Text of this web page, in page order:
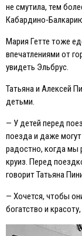
не смутила, тем
Кабардино-
Мария Гетте тоже
впечатлениями от
увидеть Эльбрус.
Татьяна и Алексей
детьми.
— У детей перед
поезда и даже
радостно, когда мы
круиз. Перед
говорит Татьяна
— Хочется, чтобы
богатство и